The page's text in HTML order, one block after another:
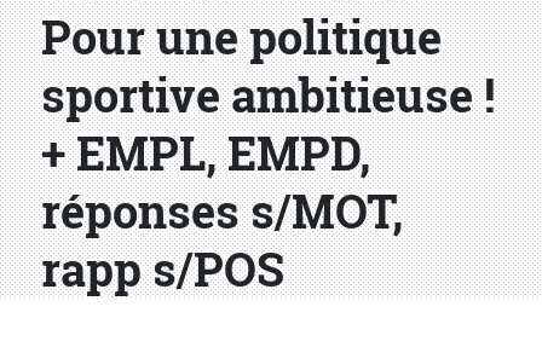
Pour une politique
sportive ambitieuse !
+ EMPL, EMPD,
réponses s/MOT,
rapp s/POS